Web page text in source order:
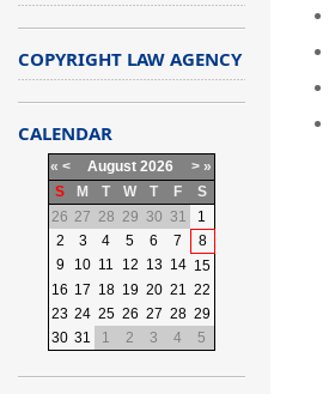
COPYRIGHT LAW AGENCY
CALENDAR
« < August 2026 > »
S
M T W T F
S
26 27 28 29 30 31
1
2
3 4 5 6 7
8
9
10 11 12 13 14 15
16 17 18 19 20 21 22
23 24 25 26 27 28 29
30 31 1 2 3 4 5